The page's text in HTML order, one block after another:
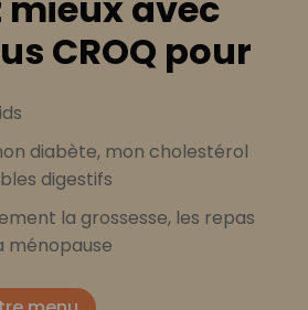
CROQ pour
diabète, mon cholestérol
digestifs
la grossesse, les repas
ménopause